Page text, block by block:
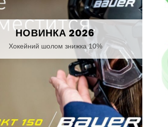
НОВИНКА 2026
Хокейний шолом знижка 10%